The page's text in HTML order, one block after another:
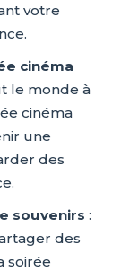
votre
cinéma
le monde à
cinéma
une
des
souvenirs :
des
soirée